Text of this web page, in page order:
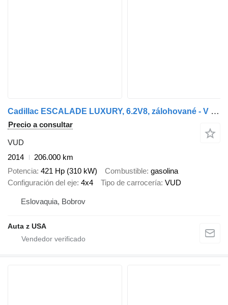
Cadillac ESCALADE LUXURY, 6.2V8, zálohované - V príprave
Precio a consultar
VUD
2014
206.000 km
Potencia 421 Hp (310 kW) Combustible gasolina
Configuración del eje 4x4 Tipo de carrocería VUD
Eslovaquia, Bobrov
Auta z USA